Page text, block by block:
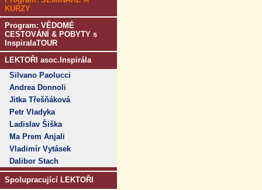
KURZY
Program: VĚDOMÉ
CESTOVÁNÍ & POBYTY s
InspiralaTOUR
LEKTOŘI asoc.Inspirála
Silvano Paolucci
Andrea Donnoli
Jitka Třešňáková
Petr Vladyka
Ladislav Šiška
Ma Prem Anjali
Vladimír Vytásek
Dalibor Stach
Spolupracující LEKTOŘI